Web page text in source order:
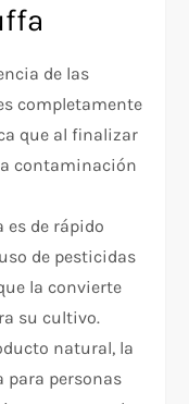
de las
completamente
que al finalizar
contaminación
es de rápido
de pesticidas
la convierte
su cultivo.
natural, la
para personas